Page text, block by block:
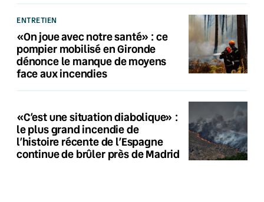
ENTRETIEN
«On joue avec notre santé» : ce
pompier mobilisé en Gironde
dénonce le manque de moyens
face aux incendies
«C’est une situation diabolique» :
le plus grand incendie de
l’histoire récente de l’Espagne
continue de brûler près de Madrid